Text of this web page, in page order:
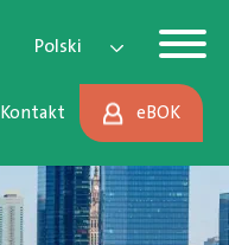
Polski
Kontakt eBOK